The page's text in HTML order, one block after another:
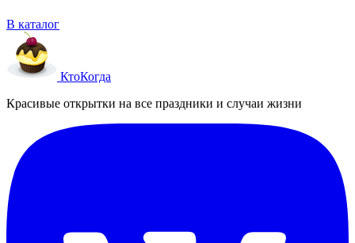
В каталог
КтоКогда
Красивые открытки на все праздники и случаи жизни